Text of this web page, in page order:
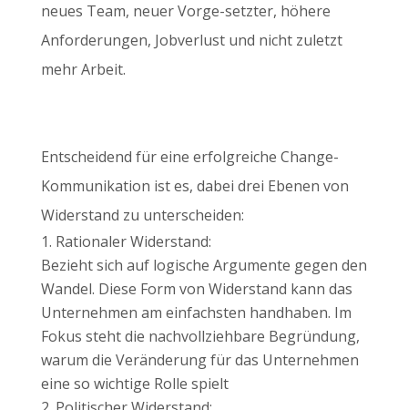
neues Team, neuer Vorge-setzter, höhere
Anforderungen, Jobverlust und nicht zuletzt
mehr Arbeit.
Entscheidend für eine erfolgreiche Change-
Kommunikation ist es, dabei drei Ebenen von
Widerstand zu unterscheiden:
Rationaler Widerstand:
Bezieht sich auf logische Argumente gegen den
Wandel. Diese Form von Widerstand kann das
Unternehmen am einfachsten handhaben. Im
Fokus steht die nachvollziehbare Begründung,
warum die Veränderung für das Unternehmen
eine so wichtige Rolle spielt